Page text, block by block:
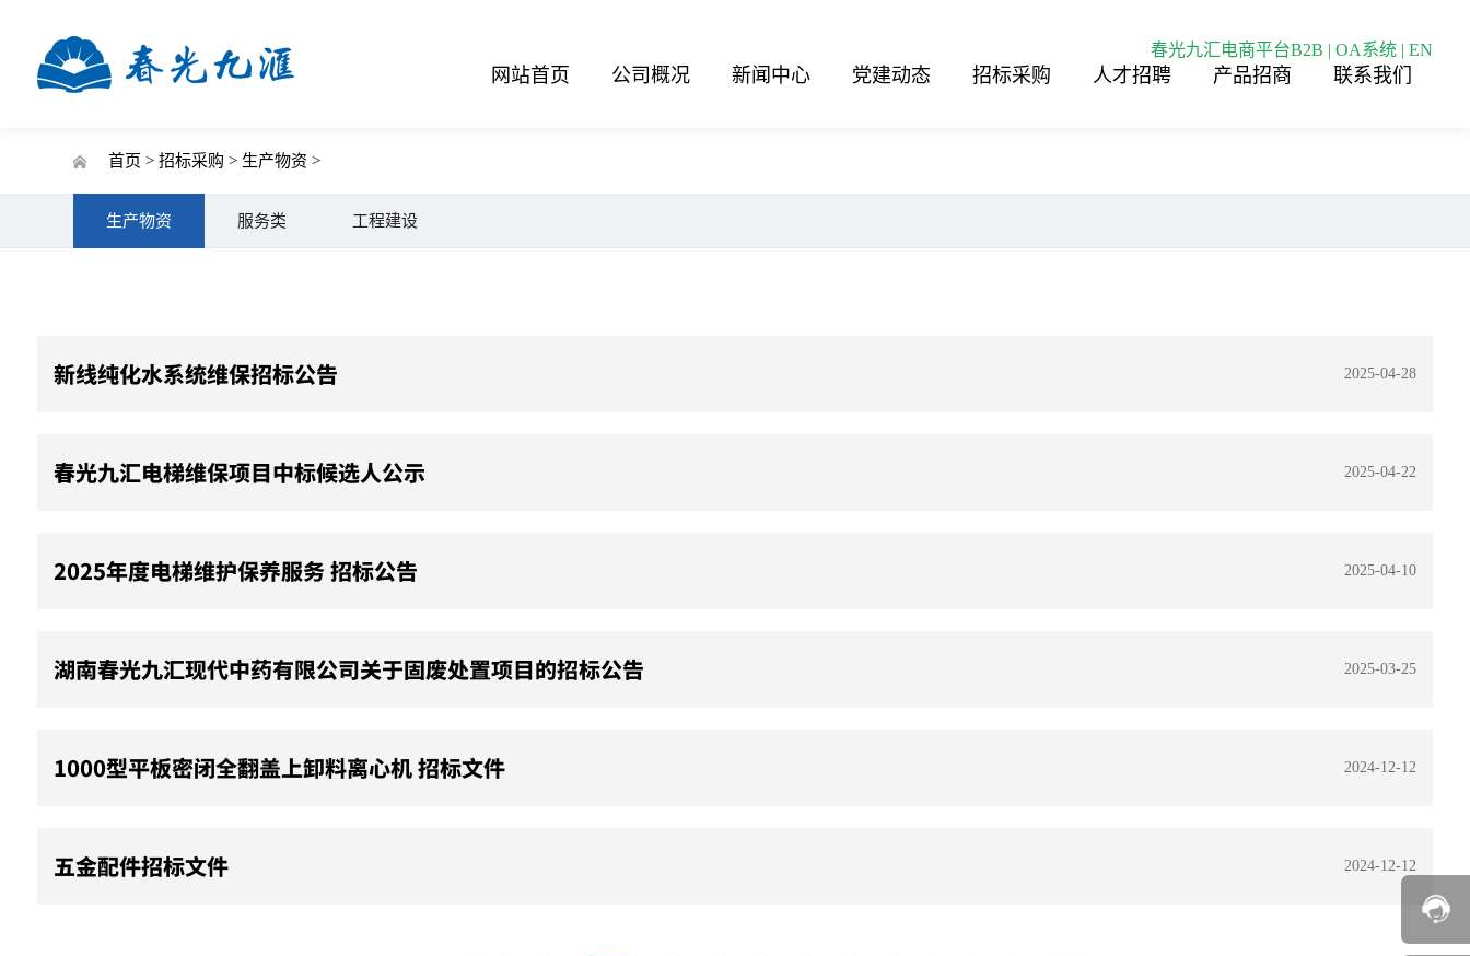
春光九汇电商平台B2B |OA系统 |EN
网站首页 公司概况 新闻中心 党建动态 招标采购 人才招聘 产品招商 联系我们
首页 >招标采购 > 生产物资 >
生产物资 服务类 工程建设
新线纯化水系统维保招标公告 2025-04-28
春光九汇电梯维保项目中标候选人公示 2025-04-22
2025年度电梯维护保养服务 招标公告 2025-04-10
湖南春光九汇现代中药有限公司关于固废处置项目的招标公告 2025-03-25
1000型平板密闭全翻盖上卸料离心机 招标文件 2024-12-12
五金配件招标文件 2024-12-12